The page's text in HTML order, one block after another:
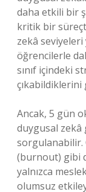
daha etkili bir
kritik bir
zekâ
öğrencilerle
sınıf içindeki
Ancak, 5 gün
duygusal zekâ
sorgulanabilir.
(burnout) gibi
yalnızca
olumsuz